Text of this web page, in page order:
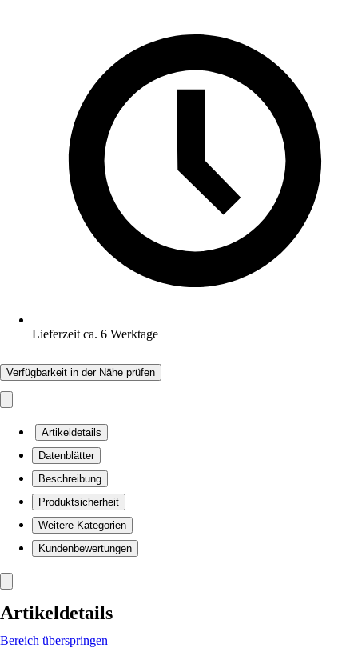
Lieferzeit ca. 6 Werktage
Verfügbarkeit in der Nähe prüfen
Artikeldetails
Datenblätter
Beschreibung
Produktsicherheit
Weitere Kategorien
Kundenbewertungen
Artikeldetails
Bereich überspringen